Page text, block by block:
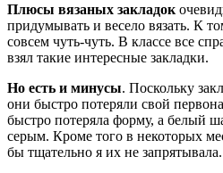
Плюсы вязаных закладок
придумывать и весело вязать. К
совсем чуть-чуть. В классе все
взял такие интересные закладки.
Но есть и минусы. Поскольку
они быстро потеряли свой
быстро потеряла форму, а белый
серым. Кроме того в некоторых
бы тщательно я их не запрятывала.